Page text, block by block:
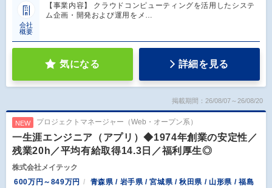
会社
概要
【事業内容】 クラウドコンピューティングを活用したシステ
ム企画・開発および運用をメ…
気になる 詳細を見る
掲載期間：26/08/07～26/08/20
NEW プロジェクトマネージャー（Web・オープン系）
一生涯エンジニア（アプリ）◆1974年創業の安定性／
残業20h／平均有給取得14.3日／福利厚生◎
株式会社メイテック
600万円～849万円
青森県 / 岩手県 / 宮城県 / 秋田県 / 山形県 / 福島